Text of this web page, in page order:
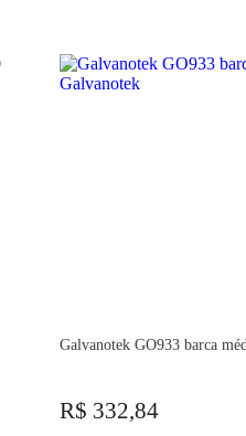
Galvanotek GO933 barca
R$ 332,84